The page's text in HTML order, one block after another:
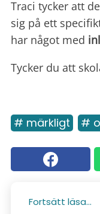
Traci tycker att
sig på ett
har något med
Tycker du att
# märkligt #
Fortsätt läsa...